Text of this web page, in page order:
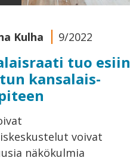
Kulha 9/2022
tuo esiin
kansalais­
voivat
näkökulmia